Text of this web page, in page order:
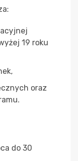
19 roku
oraz
do 30